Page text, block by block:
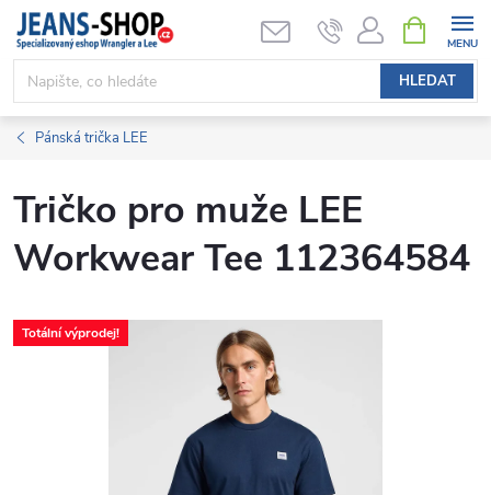
Přejít
obsah
HLEDAT
NÁKUPNÍ
KOŠÍK
Pánská trička LEE
Tričko pro muže LEE
Workwear Tee 112364584
Totální výprodej!